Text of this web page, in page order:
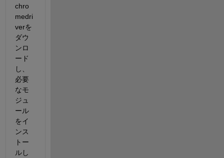
chro
medri
verを
ダウ
ンロ
ード
し、
必要
なモ
ジュ
ール
をイ
ンス
トー
ルし